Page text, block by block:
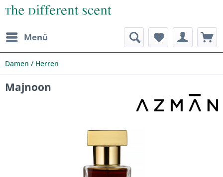
Menü
Damen / Herren
Majnoon